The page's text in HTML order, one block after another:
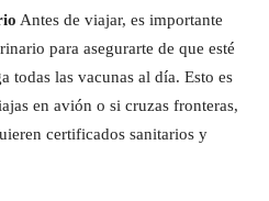
Antes de viajar, es importante
para asegurarte de que esté
todas las vacunas al día. Esto es
en avión o si cruzas fronteras,
certificados sanitarios y